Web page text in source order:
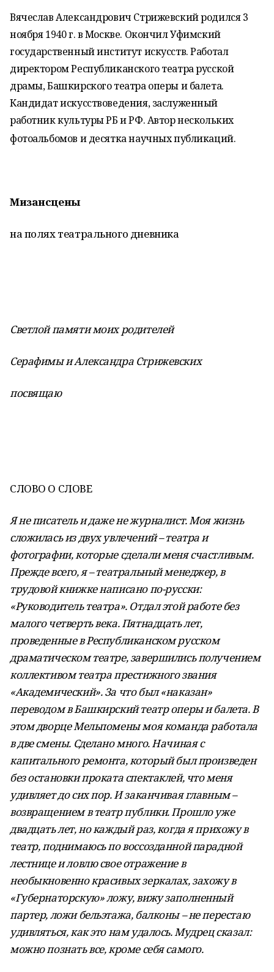
Вячеслав Александрович Стрижевский родился 3
ноября 1940 г. в Москве. Окончил Уфимский
государственный институт искусств. Работал
директором Республиканского театра русской
драмы, Башкирского театра оперы и балета.
Кандидат искусствоведения, заслуженный
работник культуры РБ и РФ. Автор нескольких
фотоальбомов и десятка научных публикаций.
Мизансцены
на полях театрального дневника
Светлой памяти моих родителей
Серафимы и Александра Стрижевских
посвящаю
СЛОВО О СЛОВЕ
Я не писатель и даже не журналист. Моя жизнь
сложилась из двух увлечений – театра и
фотографии, которые сделали меня счастливым.
Прежде всего, я – театральный менеджер, в
трудовой книжке написано по-русски:
«Руководитель театра». Отдал этой работе без
малого четверть века. Пятнадцать лет,
проведенные в Республиканском русском
драматическом театре, завершились получением
коллективом театра престижного звания
«Академический». За что был «наказан»
переводом в Башкирский театр оперы и балета. В
этом дворце Мельпомены моя команда работала
в две смены. Сделано много. Начиная с
капитального ремонта, который был произведен
без остановки проката спектаклей, что меня
удивляет до сих пор. И заканчивая главным –
возвращением в театр публики. Прошло уже
двадцать лет, но каждый раз, когда я прихожу в
театр, поднимаюсь по воссозданной парадной
лестнице и ловлю свое отражение в
необыкновенно красивых зеркалах, захожу в
«Губернаторскую» ложу, вижу заполненный
партер, ложи бельэтажа, балконы – не перестаю
удивляться, как это нам удалось. Мудрец сказал:
можно познать все, кроме себя самого.